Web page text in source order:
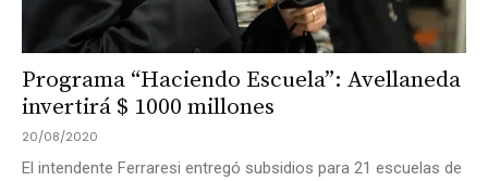
Programa “Haciendo Escuela”: Avellaneda
invertirá $ 1000 millones
20/08/2020
El intendente Ferraresi entregó subsidios para 21 escuelas de